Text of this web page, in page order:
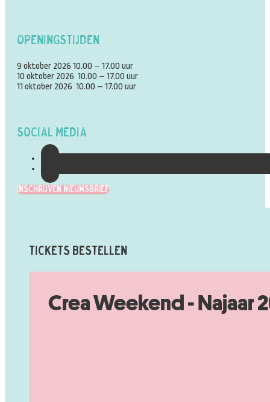
Openingstijden
9 oktober 2026 10.00 – 17.00 uur
10 oktober 2026 10.00 – 17.00 uur
11 oktober 2026 10.00 – 17.00 uur
Social Media
Inschrijven Nieuwsbrief
Tickets Bestellen